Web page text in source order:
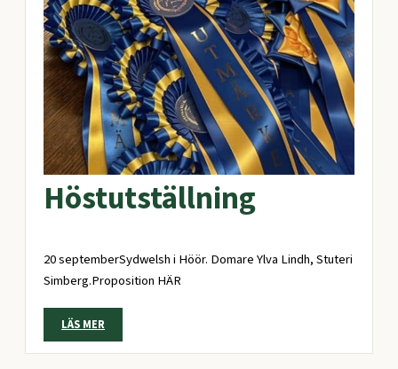
Höstutställning
20 septemberSydwelsh i Höör. Domare Ylva Lindh, Stuteri
Simberg.Proposition HÄR
LÄS MER